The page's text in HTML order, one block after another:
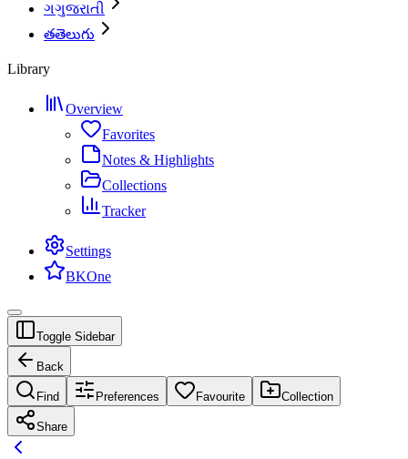
ગગુજરાતી
తతెలుగు
Library
Overview
Favorites
Notes & Highlights
Collections
Tracker
Settings
BKOne
Toggle Sidebar
Back
Find Preferences Favourite Collection
Share